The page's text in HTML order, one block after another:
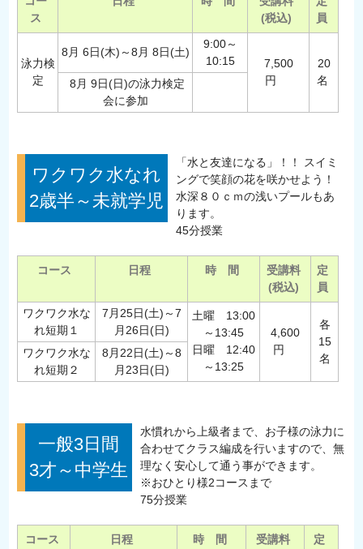
ス
(税込)
員
泳力検
定
8月 6日(木)～8月 8日(土)
9:00～
10:15
7,500
円
20
名
8月 9日(日)の泳力検定
会に参加
ワクワク水なれ
2歳半～未就学児
「水と友達になる」！！ スイミ
ングで笑顔の花を咲かせよう！
水深８０ｃｍの浅いプールもあ
ります。
45分授業
コース 日程 時 間
受講料
(税込)
定
員
ワクワク水な
れ短期１
7月25日(土)～7
月26日(日)
土曜 13:00
～13:45
日曜 12:40
～13:25
4,600
円
各
15
名
ワクワク水な
れ短期２
8月22日(土)～8
月23日(日)
一般3日間
3才～中学生
水慣れから上級者まで、お子様の泳力に
合わせてクラス編成を行いますので、無
理なく安心して通う事ができます。
※おひとり様2コースまで
75分授業
コース 日程 時 間 受講料 定